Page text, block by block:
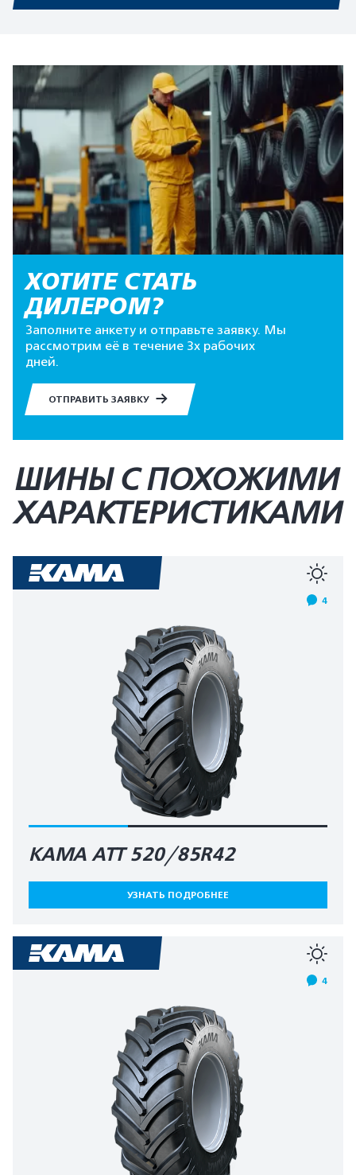
ХОТИТЕ СТАТЬ
ДИЛЕРОМ?
Заполните анкету и отправьте заявку. Мы
рассмотрим её в течение 3х рабочих
дней.
ОТПРАВИТЬ ЗАЯВКУ
ШИНЫ С ПОХОЖИМИ
ХАРАКТЕРИСТИКАМИ
4
КАМА АТТ 520/85R42
УЗНАТЬ ПОДРОБНЕЕ
4